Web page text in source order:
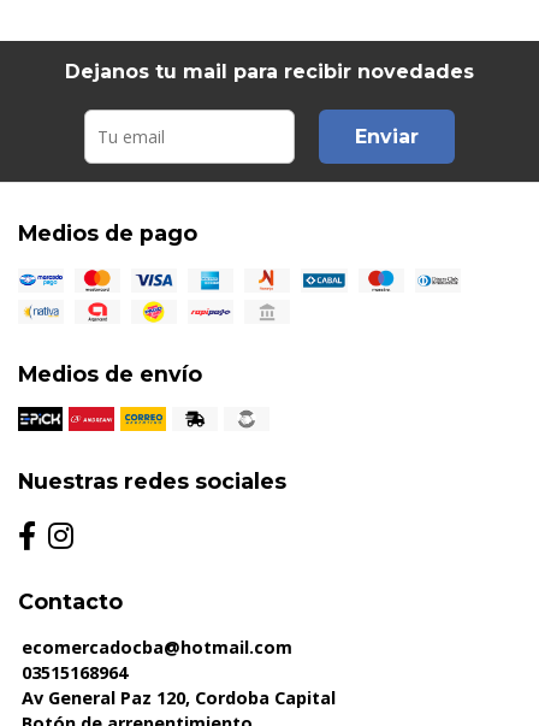
Dejanos tu mail para recibir novedades
Enviar
Medios de pago
Medios de envío
Nuestras redes sociales
Contacto
ecomercadocba@hotmail.com
03515168964
Av General Paz 120, Cordoba Capital